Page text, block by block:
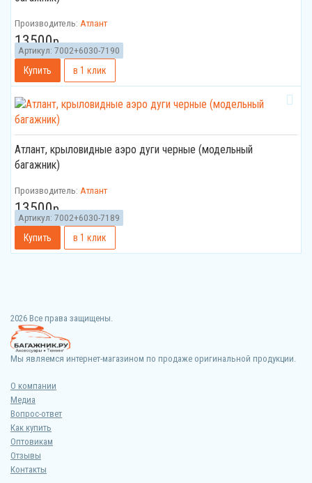
Артикул: 7002+6030-7190
Производитель: Атлант
13500р.
Атлант, крыловидные аэро дуги черные (модельный
багажник)
Артикул: 7002+6030-7189
Производитель: Атлант
13500р.
2026 Все права защищены.
Мы являемся интернет-магазином по продаже оригинальной продукции.
О компании
Медиа
Вопрос-ответ
Как купить
Оптовикам
Отзывы
Контакты